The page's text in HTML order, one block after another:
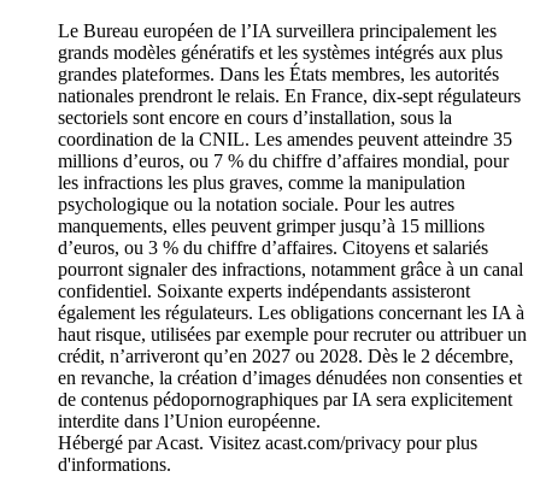
Le Bureau européen de l’IA surveillera principalement les
grands modèles génératifs et les systèmes intégrés aux plus
grandes plateformes. Dans les États membres, les autorités
nationales prendront le relais. En France, dix-sept régulateurs
sectoriels sont encore en cours d’installation, sous la
coordination de la CNIL. Les amendes peuvent atteindre 35
millions d’euros, ou 7 % du chiffre d’affaires mondial, pour
les infractions les plus graves, comme la manipulation
psychologique ou la notation sociale. Pour les autres
manquements, elles peuvent grimper jusqu’à 15 millions
d’euros, ou 3 % du chiffre d’affaires. Citoyens et salariés
pourront signaler des infractions, notamment grâce à un canal
confidentiel. Soixante experts indépendants assisteront
également les régulateurs. Les obligations concernant les IA à
haut risque, utilisées par exemple pour recruter ou attribuer un
crédit, n’arriveront qu’en 2027 ou 2028. Dès le 2 décembre,
en revanche, la création d’images dénudées non consenties et
de contenus pédopornographiques par IA sera explicitement
interdite dans l’Union européenne.
Hébergé par Acast. Visitez acast.com/privacy pour plus
d'informations.